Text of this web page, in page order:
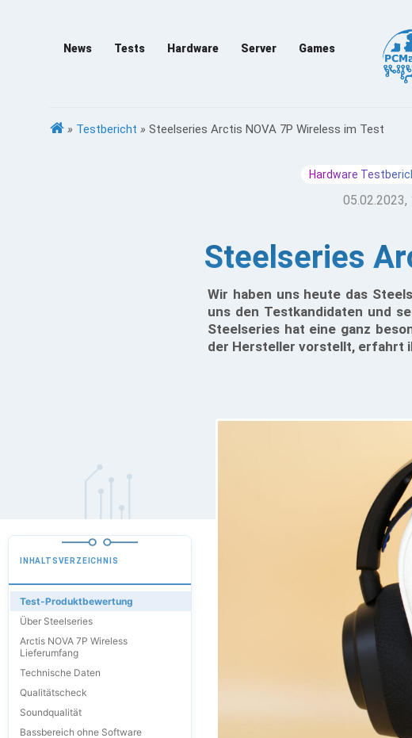
News Tests Hardware Server Games
» Testbericht » Steelseries Arctis NOVA 7P Wireless im Test
Hardware
05.02.2023,
Steelseries
Wir haben uns heute das
uns den Testkandidaten und
Steelseries hat eine ganz
der Hersteller vorstellt, erfahrt
INHALTSVERZEICHNIS
Test-Produktbewertung
Über Steelseries
Arctis NOVA 7P Wireless
Lieferumfang
Technische Daten
Qualitätscheck
Soundqualität
Bassbereich ohne Software